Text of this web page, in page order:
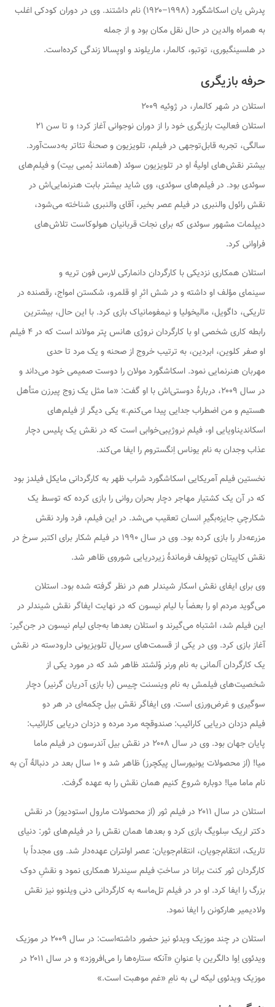
پدرش یان اسکاشگورد (۱۹۹۸–۱۹۲۰) نام داشتند. وی در دوران کودکی اغلب
به همراه والدین در حال نقل مکان بود و از جمله
در هلسینگبوری، توتبو، کالمار، ماریلوند و اوپسالا زندگی کرده‌است.
حرفه بازیگری
استلان در شهر کالمار، در ژوئیه ۲۰۰۹
استلان فعالیت بازیگری خود را از دوران نوجوانی آغاز کرد؛ و تا سن ۲۱
سالگی، تجربه قابل‌توجهی در فیلم، تلویزیون و صحنهٔ تئاتر به‌دست‌آورد.
بیشتر نقش‌های اولیهٔ او در تلویزیون سوئد (همانند بُمبی بیت) و فیلم‌های
سوئدی بود. در فیلم‌های سوئدی، وی شاید بیشتر بابت هنرنمایی‌اش در
نقش رائول والنبری در فیلمعصر بخیر، آقای والنبری شناخته می‌شود،
دیپلمات مشهور سوئدی که برای نجات قربانیان هولوکاست تلاش‌های
فراوانی کرد.
استلان همکاری نزدیکی با کارگردان دانمارکی لارس فون تریه و
سینمای مؤلف او داشته و در شش اثرِ اوقلمرو، شکستن امواج، رقصنده در
تاریکی، داگویل، مالیخولیا ونیمفومانیاکبازی کرد. با این حال، بیشترین
رابطه کاری شخصی او با کارگردان نروژی هانس پتر مولاند است که در ۴ فیلم
اوصفر کلوین، ابردین، به ترتیب خروج از صحنهو یک مرد تا حدی
مهربان هنرنمایی نمود. اسکاشگورد مولان را دوست صمیمی خود می‌داند و
در سال ۲۰۰۹، دربارهٔ دوستی‌اش با او گفت: «ما مثل یک زوج پیرزن متأهل
هستیم و من اضطراب جدایی پیدا می‌کنم.» یکی دیگر از فیلم‌های
اسکاندیناویایی او، فیلم نروژیبی‌خوابیاست که در نقش یک پلیس دچار
عذاب وجدان به نام یوناس اِنگستروم را ایفا می‌کند.
نخستین فیلم آمریکایی اسکاشگورد شراب ظهربه کارگردانی مایکل فیلدز بود
که در آن یک کشتیار مهاجر دچار بحران روانی را بازی کرده که توسط یک
شکارچیِ جایزه‌بگیرِ انسان تعقیب می‌شد. در این فیلم، فرد وارد نقش
مزرعه‌دار را بازی کرده بود. وی در سال ۱۹۹۰ در فیلم شکار برای اکتبر سرخ در
نقش کاپیتان توپولف فرماندهٔ زیردریایی شوروی ظاهر شد.
وی برای ایفای نقش اسکار شیندلر هم در نظر گرفته شده بود. استلان
می‌گوید مردم او را بعضاً با لیام نیسون که در نهایت ایفاگر نقش شیندلر در
این فیلم شد، اشتباه می‌گیرند و استلان بعدها به‌جای لیام نیسون درجن‌گیر:
آغازبازی کرد. وی در یکی از قسمت‌های سریال تلویزیونی دارودسته در نقش
یک کارگردان آلمانی به نام ورنر وُلشتد ظاهر شد که در مورد یکی از
شخصیت‌های فیلمش به نام وینسنت چـِیس (با بازی آدریان گرنیر) دچار
سوگیری و غرض‌ورزی است. وی ایفاگر نقش بیل چکمه‌ای در هر دو
فیلم دزدان دریایی کارائیب: صندوقچه مرد مردهو دزدان دریایی کارائیب:
پایان جهانبود. وی در سال ۲۰۰۸ در نقش بیل آندرسون در فیلم
ماما
میا!
(از محصولات یونیورسال پیکچرز) ظاهر شد و ۱۰ سال بعد در دنبالهٔ آن به
نامماما میا! دوباره شروع کنیم همان نقش را به عهده گرفت.
استلان در سال ۲۰۱۱ در فیلم ثور (از محصولات مارول استودیوز) در نقش
دکتر اریک سِلویگ بازی کرد و بعدها همان نقش را در فیلم‌های ثور: دنیای
تاریک، انتقام‌جویان، انتقام‌جویان: عصر اولترانعهده‌دار شد. وی مجدداً با
کارگردان ثور کنت برانا در ساختِ فیلم سیندرلا همکاری نمود و نقشِ دوک
بزرگ را ایفا کرد. او در در فیلم تل‌ماسهبه کارگردانی دنی ویلنوو نیز نقش
ولادیمیر هارکونن را ایفا نمود.
استلان در چند موزیک ویدئو نیز حضور داشته‌است: در سال ۲۰۰۹ در موزیک
ویدئوی اِوا دالگرین با عنوانِ «آنکه ستاره‌ها را می‌افروزد» و در سال ۲۰۱۱ در
موزیک ویدئوی لیکه لی به نامِ «غم موهبت است.»